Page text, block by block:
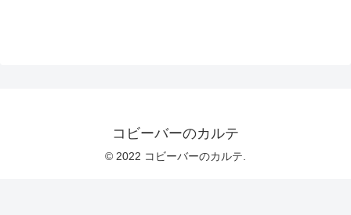
コビーバーのカルテ
© 2022 コビーバーのカルテ.